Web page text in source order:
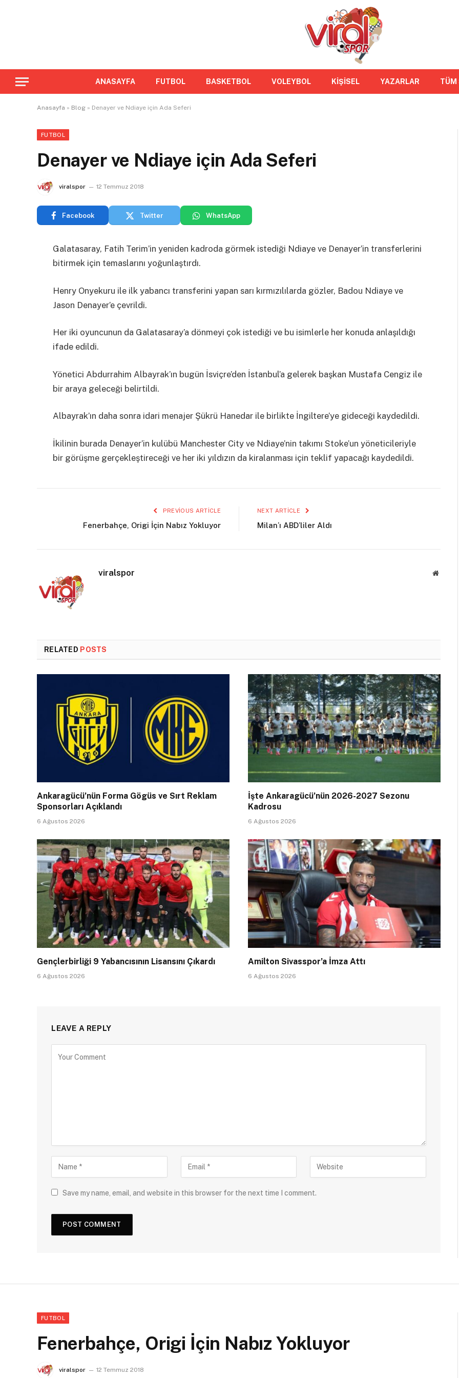
ANASAYFA FUTBOL BASKETBOL VOLEYBOL KİŞİSEL YAZARLAR TÜM
Anasayfa » Blog » Denayer ve Ndiaye için Ada Seferi
FUTBOL
Denayer ve Ndiaye için Ada Seferi
viralspor 12 Temmuz 2018
Facebook Twitter WhatsApp
Galatasaray, Fatih Terim’in yeniden kadroda görmek istediği Ndiaye ve Denayer’in transferlerini
bitirmek için temaslarını yoğunlaştırdı.
Henry Onyekuru ile ilk yabancı transferini yapan sarı kırmızılılarda gözler, Badou Ndiaye ve
Jason Denayer’e çevrildi.
Her iki oyuncunun da Galatasaray’a dönmeyi çok istediği ve bu isimlerle her konuda anlaşıldığı
ifade edildi.
Yönetici Abdurrahim Albayrak’ın bugün İsviçre’den İstanbul’a gelerek başkan Mustafa Cengiz ile
bir araya geleceği belirtildi.
Albayrak’ın daha sonra idari menajer Şükrü Hanedar ile birlikte İngiltere’ye gideceği kaydedildi.
İkilinin burada Denayer’in kulübü Manchester City ve Ndiaye’nin takımı Stoke’un yöneticileriyle
bir görüşme gerçekleştireceği ve her iki yıldızın da kiralanması için teklif yapacağı kaydedildi.
PREVIOUS ARTICLE
Fenerbahçe, Origi İçin Nabız Yokluyor
NEXT ARTICLE
Milan’ı ABD’liler Aldı
viralspor Website
RELATED POSTS
Ankaragücü’nün Forma Gögüs ve Sırt Reklam
Sponsorları Açıklandı
6 Ağustos 2026
İşte Ankaragücü’nün 2026-2027 Sezonu
Kadrosu
6 Ağustos 2026
Gençlerbirliği 9 Yabancısının Lisansını Çıkardı
6 Ağustos 2026
Amilton Sivasspor’a İmza Attı
6 Ağustos 2026
LEAVE A REPLY
Save my name, email, and website in this browser for the next time I comment.
FUTBOL
Fenerbahçe, Origi İçin Nabız Yokluyor
viralspor 12 Temmuz 2018